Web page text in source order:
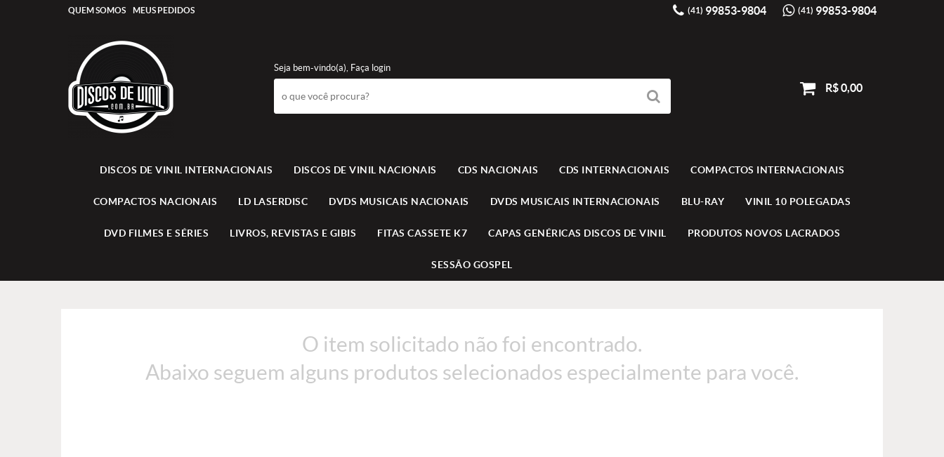
QUEM SOMOS MEUS PEDIDOS (41) 99853-9804 (41) 99853-9804
Seja bem-vindo(a), Faça login
R$ 0,00
DISCOS DE VINIL INTERNACIONAIS DISCOS DE VINIL NACIONAIS CDS NACIONAIS CDS INTERNACIONAIS COMPACTOS INTERNACIONAIS
COMPACTOS NACIONAIS LD LASERDISC DVDS MUSICAIS NACIONAIS DVDS MUSICAIS INTERNACIONAIS BLU-RAY VINIL 10 POLEGADAS
DVD FILMES E SÉRIES LIVROS, REVISTAS E GIBIS FITAS CASSETE K7 CAPAS GENÉRICAS DISCOS DE VINIL PRODUTOS NOVOS LACRADOS
SESSÃO GOSPEL
O item solicitado não foi encontrado.
Abaixo seguem alguns produtos selecionados especialmente para você.